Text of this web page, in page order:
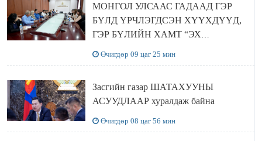
МОНГОЛ УЛСААС ГАДААД ГЭР
БҮЛД ҮРЧЛЭГДСЭН ХҮҮХДҮҮД,
ГЭР БҮЛИЙН ХАМТ “ЭХ
Өчигдөр 09 цаг 25 мин
Засгийн газар ШАТАХУУНЫ
АСУУДЛААР хуралдаж байна
Өчигдөр 08 цаг 56 мин